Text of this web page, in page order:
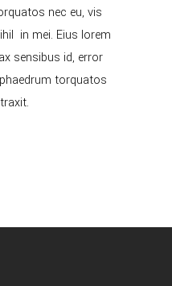
nec eu, vis
in mei. Eius lorem
sensibus id, error
torquatos